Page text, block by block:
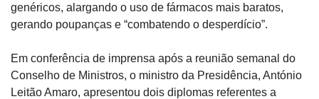
genéricos, alargando o uso de fármacos mais baratos,
gerando poupanças e “combatendo o desperdício”.
Em conferência de imprensa após a reunião semanal do
Conselho de Ministros, o ministro da Presidência, António
Leitão Amaro, apresentou dois diplomas referentes a